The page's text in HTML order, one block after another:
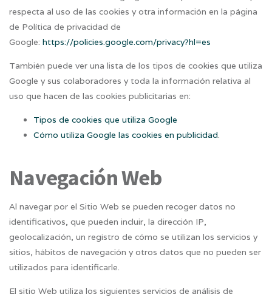
respecta al uso de las cookies y otra información en la página
de Política de privacidad de
Google: https://policies.google.com/privacy?hl=es
También puede ver una lista de los tipos de cookies que utiliza
Google y sus colaboradores y toda la información relativa al
uso que hacen de las cookies publicitarias en:
Tipos de cookies que utiliza Google
Cómo utiliza Google las cookies en publicidad.
Navegación Web
Al navegar por el Sitio Web se pueden recoger datos no
identificativos, que pueden incluir, la dirección IP,
geolocalización, un registro de cómo se utilizan los servicios y
sitios, hábitos de navegación y otros datos que no pueden ser
utilizados para identificarle.
El sitio Web utiliza los siguientes servicios de análisis de